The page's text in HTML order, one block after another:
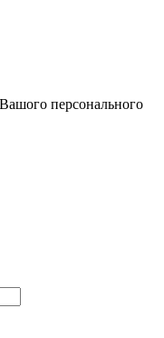
персонального